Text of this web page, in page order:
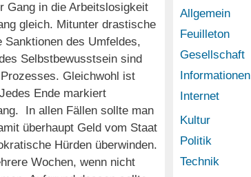
Gang in die Arbeitslosigkeit
gleich. Mitunter drastische
Sanktionen des Umfeldes,
Selbstbewusstsein sind
Gleichwohl ist
Ende markiert
In allen Fällen sollte man
überhaupt Geld vom Staat
Hürden überwinden.
Wochen, wenn nicht
Allgemein
Feuilleton
Gesellschaft
Informationen
Internet
Kultur
Politik
Technik